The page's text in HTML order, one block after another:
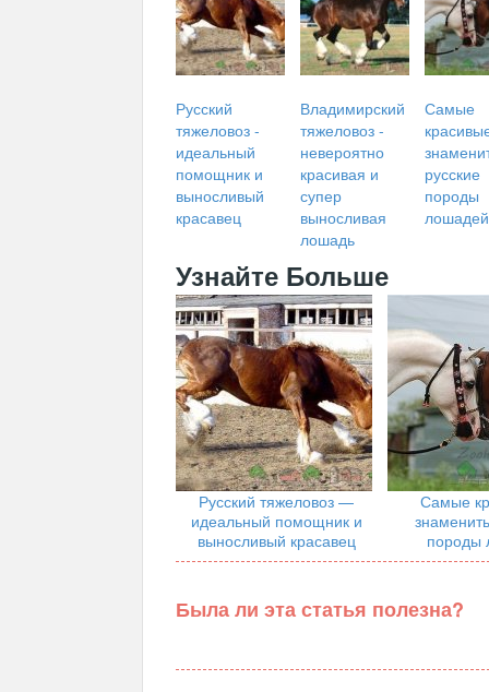
Русский
тяжеловоз -
идеальный
помощник и
выносливый
красавец
Владимирский
тяжеловоз -
невероятно
красивая и
супер
выносливая
лошадь
Самые
русские
породы
лошадей
Узнайте Больше
Русский тяжеловоз —
идеальный помощник и
выносливый красавец
Самые
породы
Была ли эта статья полезна?